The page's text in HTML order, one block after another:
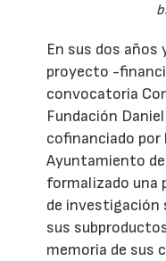
En sus dos años
proyecto -
convocatoria
Fundación
cofinanciado por
Ayuntamiento
formalizado una
de investigación
sus
memoria de sus